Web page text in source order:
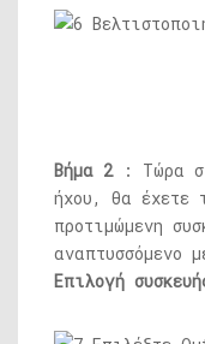
Βήμα 2: Τώρα
ήχου, θα έχετε
προτιμώμενη
αναπτυσσόμενο
Επιλογή